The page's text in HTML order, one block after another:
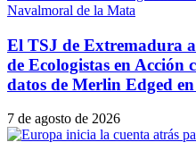
El TSJ de Extremadura
de Ecologistas en Acción
datos de Merlin Edged
7 de agosto de 2026